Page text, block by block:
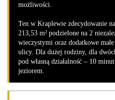
możliwości.
Ten w Kraplewie zdecydowanie
213,53 m² podzielone na 2
wieczystymi oraz dodatkowe
ulicy. Dla dużej rodziny, dla
pod własną działalność – 10
jeziorem.